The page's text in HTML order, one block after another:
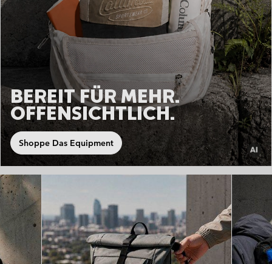
BEREIT FÜR MEHR.
OFFENSICHTLICH.
Shoppe Das Equipment